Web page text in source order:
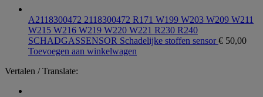
A2118300472 2118300472 R171 W199 W203 W209 W211
W215 W216 W219 W220 W221 R230 R240
SCHADGASSENSOR Schadelijke stoffen sensor€ 50,00
Toevoegen aan winkelwagen
Vertalen / Translate: